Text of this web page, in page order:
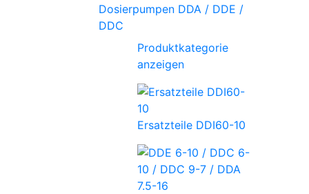
Dosierpumpen DDA / DDE /
DDC
Produktkategorie
anzeigen
Ersatzteile DDI60-10